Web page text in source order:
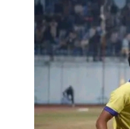
ट्रेन्डिङ
घटना
खेलकुद
मुख्य समाचार
राजनीति
युटुब भिडियो